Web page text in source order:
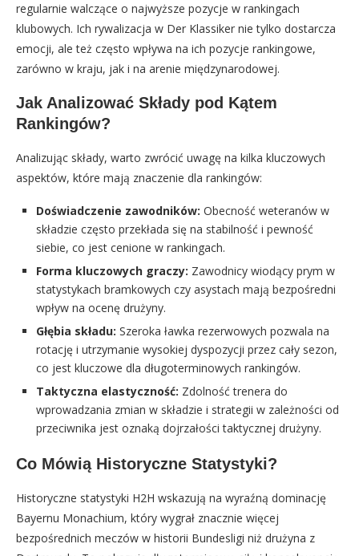
regularnie walczące o najwyższe pozycje w rankingach
klubowych. Ich rywalizacja w Der Klassiker nie tylko dostarcza
emocji, ale też często wpływa na ich pozycje rankingowe,
zarówno w kraju, jak i na arenie międzynarodowej.
Jak Analizować Składy pod Kątem
Rankingów?
Analizując składy, warto zwrócić uwagę na kilka kluczowych
aspektów, które mają znaczenie dla rankingów:
Doświadczenie zawodników: Obecność weteranów w
składzie często przekłada się na stabilność i pewność
siebie, co jest cenione w rankingach.
Forma kluczowych graczy: Zawodnicy wiodący prym w
statystykach bramkowych czy asystach mają bezpośredni
wpływ na ocenę drużyny.
Głębia składu: Szeroka ławka rezerwowych pozwala na
rotację i utrzymanie wysokiej dyspozycji przez cały sezon,
co jest kluczowe dla długoterminowych rankingów.
Taktyczna elastyczność: Zdolność trenera do
wprowadzania zmian w składzie i strategii w zależności od
przeciwnika jest oznaką dojrzałości taktycznej drużyny.
Co Mówią Historyczne Statystyki?
Historyczne statystyki H2H wskazują na wyraźną dominację
Bayernu Monachium, który wygrał znacznie więcej
bezpośrednich meczów w historii Bundesligi niż drużyna z